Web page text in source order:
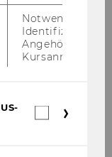
Notwendig zur
Identifizierung
Angehörige/r für
Kursanmeldung.